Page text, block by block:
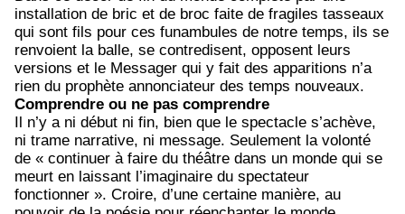
installation de bric et de broc faite de fragiles tasseaux
qui sont fils pour ces funambules de notre temps, ils se
renvoient la balle, se contredisent, opposent leurs
versions et le Messager qui y fait des apparitions n’a
rien du prophète annonciateur des temps nouveaux.
Comprendre ou ne pas comprendre
Il n’y a ni début ni fin, bien que le spectacle s’achève,
ni trame narrative, ni message. Seulement la volonté
de « continuer à faire du théâtre dans un monde qui se
meurt en laissant l’imaginaire du spectateur
fonctionner ». Croire, d’une certaine manière, au